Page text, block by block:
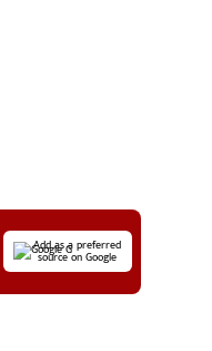
Add as a preferred
source on Google